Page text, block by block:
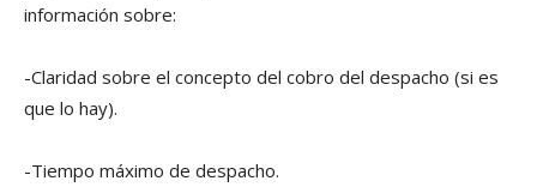
información sobre:
-Claridad sobre el concepto del cobro del despacho (si es
que lo hay).
-Tiempo máximo de despacho.